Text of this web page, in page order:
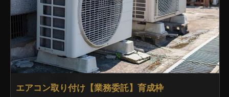
エアコン取り付け【業務委託】育成枠